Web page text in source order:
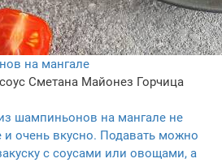
на мангале
Сметана Майонез Горчица
шампиньонов на мангале не
и очень вкусно. Подавать можно
с соусами или овощами, а